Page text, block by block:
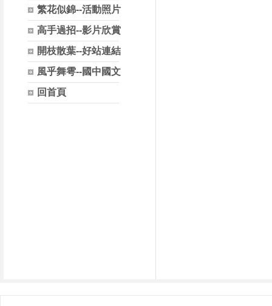
繁花似錦--活動照片
高手過招--影片欣賞
開枝散葉--好站連結
風乎舞雩--國中國文
回首頁